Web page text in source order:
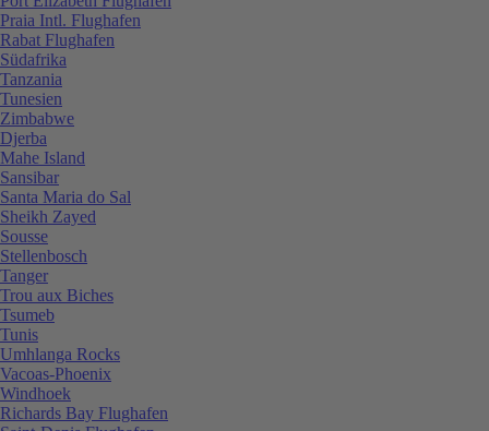
Praia Intl. Flughafen
Rabat Flughafen
Südafrika
Tanzania
Tunesien
Zimbabwe
Djerba
Mahe Island
Sansibar
Santa Maria do Sal
Sheikh Zayed
Sousse
Stellenbosch
Tanger
Trou aux Biches
Tsumeb
Tunis
Umhlanga Rocks
Vacoas-Phoenix
Windhoek
Richards Bay Flughafen